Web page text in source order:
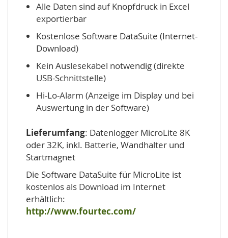
Alle Daten sind auf Knopfdruck in Excel
exportierbar
Kostenlose Software DataSuite (Internet-
Download)
Kein Auslesekabel notwendig (direkte
USB-Schnittstelle)
Hi-Lo-Alarm (Anzeige im Display und bei
Auswertung in der Software)
Lieferumfang: Datenlogger MicroLite 8K
oder 32K, inkl. Batterie, Wandhalter und
Startmagnet
Die Software DataSuite für MicroLite ist
kostenlos als Download im Internet
erhältlich:
http://www.fourtec.com/